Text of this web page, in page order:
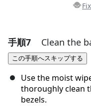
コメントを追加
手順7 Clean the
この手順へスキップする
Use the moist
thoroughly clean
bezels.